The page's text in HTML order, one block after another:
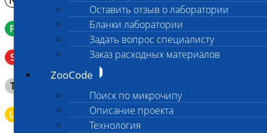
Оставить отзыв о лаборатории
Бланки лаборатории
Задать вопрос специалисту
Заказ расходных материалов
ZooCode
Поиск по микрочипу
Описание проекта
Технология
P Кровь в пробирку с К3ЭДТА (К2ЭДТА)
S
Венозная кровь в пробирке с активатором свертывания
без разделительного геля
T
Клещ (не более 2 шт.), плотно закрытая сухая пробирка
типа Эппендорф
U Моча во флаконе 5 - 10 мл